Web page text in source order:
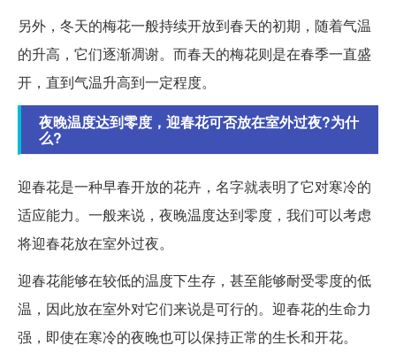
另外，冬天的梅花一般持续开放到春天的初期，随着气温
的升高，它们逐渐凋谢。而春天的梅花则是在春季一直盛
开，直到气温升高到一定程度。
夜晚温度达到零度，迎春花可否放在室外过夜?为什
么?
迎春花是一种早春开放的花卉，名字就表明了它对寒冷的
适应能力。一般来说，夜晚温度达到零度，我们可以考虑
将迎春花放在室外过夜。
迎春花能够在较低的温度下生存，甚至能够耐受零度的低
温，因此放在室外对它们来说是可行的。迎春花的生命力
强，即使在寒冷的夜晚也可以保持正常的生长和开花。